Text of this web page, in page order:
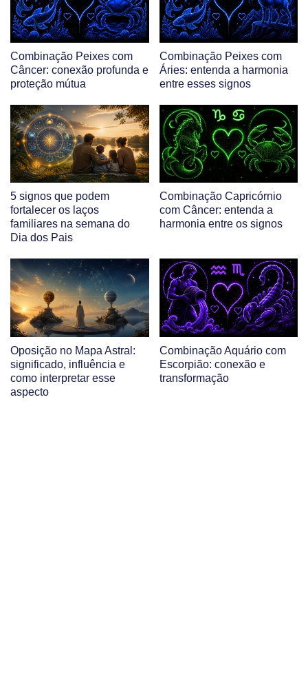
Combinação Peixes com
Câncer: conexão profunda e
proteção mútua
Combinação Peixes com
Áries: entenda a harmonia
entre esses signos
5 signos que podem
fortalecer os laços
familiares na semana do
Dia dos Pais
Combinação Capricórnio
com Câncer: entenda a
harmonia entre os signos
Oposição no Mapa Astral:
significado, influência e
como interpretar esse
aspecto
Combinação Aquário com
Escorpião: conexão e
transformação